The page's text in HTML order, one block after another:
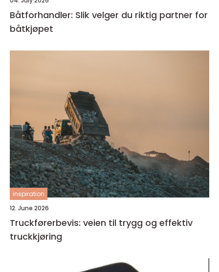
Båtforhandler: Slik velger du riktig partner for
båtkjøpet
inspiration
12. June 2026
Truckførerbevis: veien til trygg og effektiv
truckkjøring